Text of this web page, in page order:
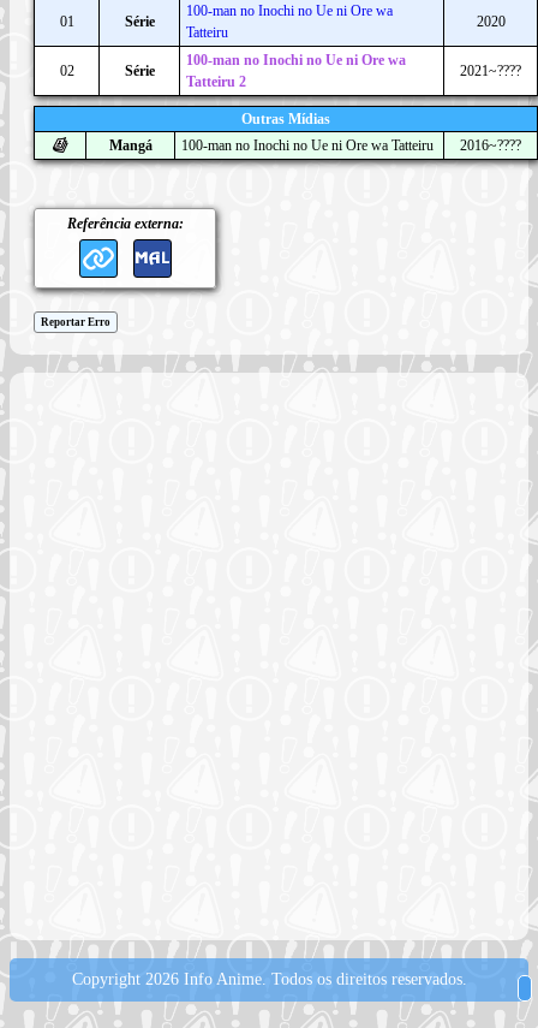
01 Série
100-man no Inochi no Ue ni Ore wa
Tatteiru
2020
02 Série
100-man no Inochi no Ue ni Ore wa
Tatteiru 2
2021~????
Outras Mídias
Mangá
100-man no Inochi no Ue ni Ore wa Tatteiru 2016~????
Referência externa:
Reportar Erro
Copyright 2026 Info Anime. Todos os direitos reservados.